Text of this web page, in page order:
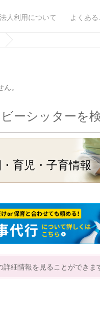
法人利用について よくあ
。
ーシッターを
育児・子育情報
細情報を見ることができま